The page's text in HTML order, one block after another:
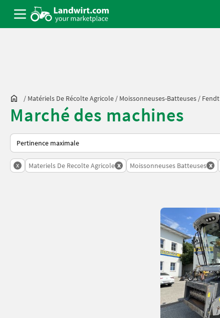
/ Matériels De Récolte Agricole / Moissonneuses-Batteuses / Fendt
Marché des machines
Voici comment les annonces sont triées sur Landwirt.com
x Materiels De Recolte Agricole x Moissonneuses Batteuses x